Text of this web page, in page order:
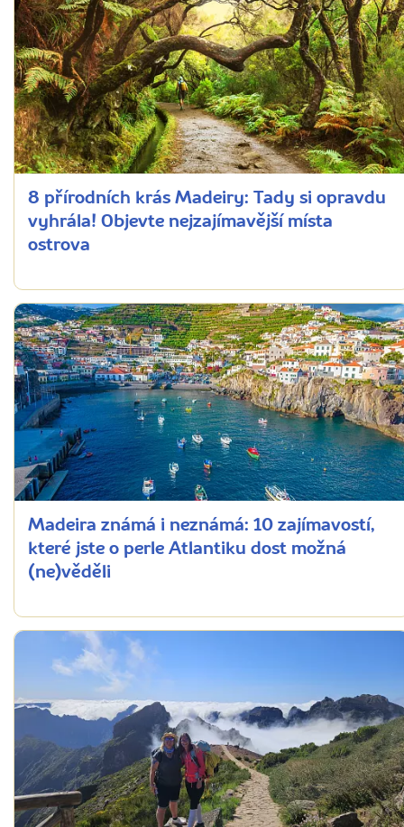
8 přírodních krás Madeiry: Tady si opravdu
vyhrála! Objevte nejzajímavější místa
ostrova
Madeira známá i neznámá: 10 zajímavostí,
které jste o perle Atlantiku dost možná
(ne)věděli